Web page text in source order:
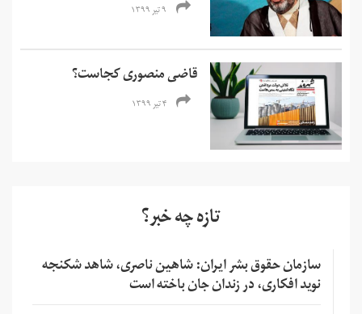
۹ تیر ۱۳۹۹
قاضی منصوری کجاست؟
۴ تیر ۱۳۹۹
تازه چه خبر؟
سازمان حقوق بشر ایران: شاهین ناصری، شاهد شکنجه
نوید افکاری، در زندان جان باخته است